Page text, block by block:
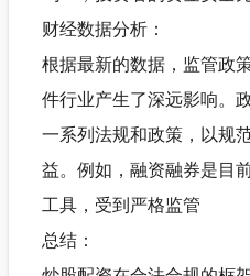
财经数据分析：
根据最新的数据，监管政
件行业产生了深远影响。
一系列法规和政策，以规
益。例如，融资融券是目
工具，受到严格监管
总结：